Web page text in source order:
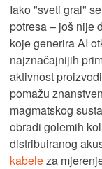
Iako "sveti gral"
potresa – još nije
koje generira AI
najznačajnijih
aktivnost
pomažu
magmatskog
obradi golemih
distribuiranog
kabeleza